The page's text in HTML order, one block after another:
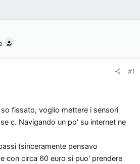
#1
fissato, voglio mettere i sensori
c. Navigando un po' su internet ne
(sinceramente pensavo
con circa 60 euro si puo' prendere